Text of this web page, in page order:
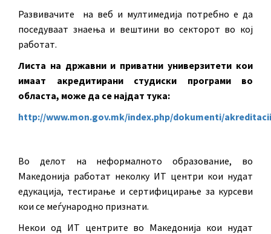
Развивачите на веб и мултимедија потребно е да
поседуваат знаења и вештини во секторот во кој
работат.
Листа на државни и приватни универзитети кои
имаат акредитирани студиски програми во
областа, може да се најдат тука:
http://www.mon.gov.mk/index.php/dokumenti/akreditacii
Во делот на неформалното образование, во
Македонија работат неколку ИТ центри кои нудат
едукација, тестирање и сертифицирање за курсеви
кои се меѓународно признати.
Некои од ИТ центрите во Македонија кои нудат